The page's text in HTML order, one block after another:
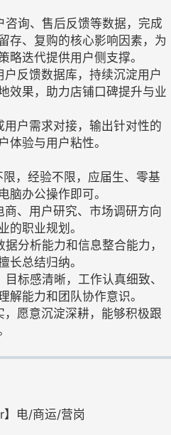
询、售后反馈等数据，完成
存、复购的核心影响因素，为
略迭代提供用户侧支撑。
反馈数据库，持续沉淀用户
效果，助力店铺口碑提升与业
户需求对接，输出针对性的
体验与用户粘性。
，经验不限，应届生、零基
脑办公操作即可。
、用户研究、市场调研方向
的职业规划。
分析能力和信息整合能力，
长总结归纳。
标感清晰，工作认真细致、
解能力和团队协作意识。
愿意沉淀深耕，能够积极跟
】电/商运/营岗